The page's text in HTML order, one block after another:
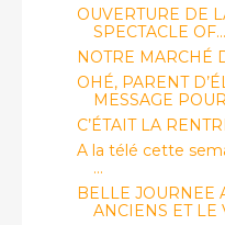
OUVERTURE DE
SPECTACLE OF...
NOTRE MARCHÉ
OHÉ, PARENT
MESSAGE
C’ÉTAIT LA
A la télé cette
...
BELLE JOURNEE
ANCIENS ET LE